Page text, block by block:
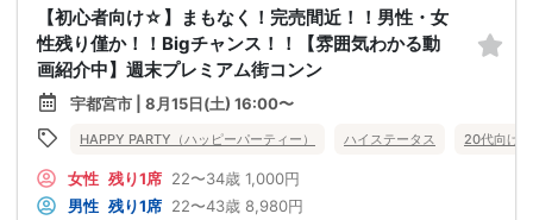
【初心者向け☆】まもなく！完売間近！！男性・女
性残り僅か！！Bigチャンス！！【雰囲気わかる動
画紹介中】週末プレミアム街コンン
宇都宮市 | 8月15日(土) 16:00〜
HAPPY PARTY（ハッピーパーティー） ハイステータス 20代向け
女性 残り1席 22〜34歳 1,000円
男性 残り1席 22〜43歳 8,980円